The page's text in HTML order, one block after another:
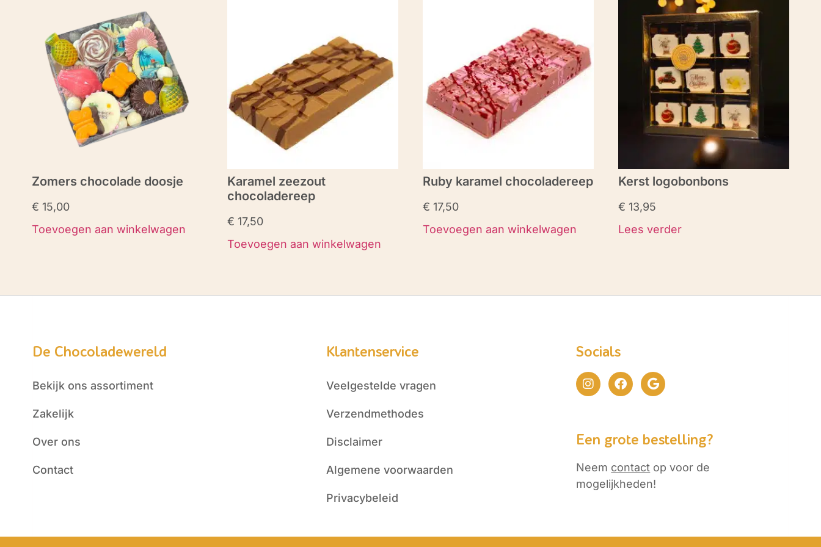
Zomers chocolade doosje
€ 15,00
Toevoegen aan winkelwagen
Karamel zeezout
chocoladereep
€ 17,50
Toevoegen aan winkelwagen
Ruby karamel chocoladereep
€ 17,50
Toevoegen aan winkelwagen
Kerst logobonbons
€ 13,95
Lees verder
De Chocoladewereld
Bekijk ons assortiment
Zakelijk
Over ons
Contact
Klantenservice
Veelgestelde vragen
Verzendmethodes
Disclaimer
Algemene voorwaarden
Privacybeleid
Socials
Een grote bestelling?
Neem contact op voor de
mogelijkheden!